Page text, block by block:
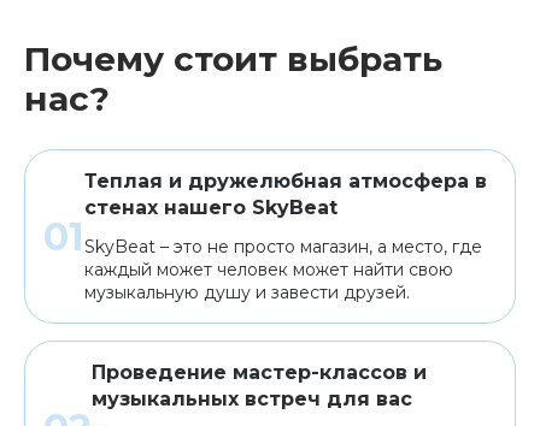
Почему стоит выбрать
нас?
Теплая и дружелюбная атмосфера в
стенах нашего SkyBeat
SkyBeat – это не просто магазин, а место, где
каждый может человек может найти свою
музыкальную душу и завести друзей.
Проведение мастер-классов и
музыкальных встреч для вас